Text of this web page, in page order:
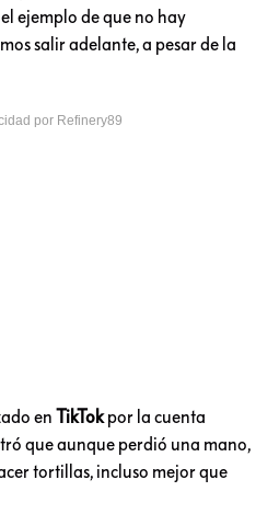
ejemplo de que no hay
salir adelante, a pesar de la
por Refinery89
en TikTokpor la cuenta
que aunque perdió una mano,
tortillas, incluso mejor que